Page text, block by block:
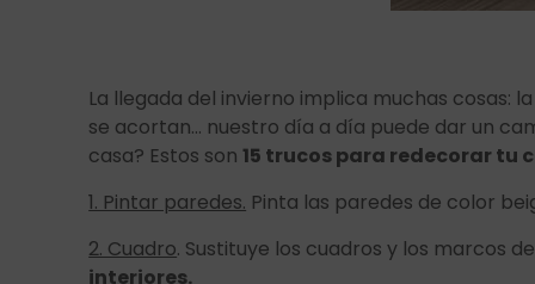
La llegada del invierno implica muchas cosas:
se acortan… nuestro día a día puede dar un
casa? Estos son15 trucos para redecorar tu
1. Pintar paredes. Pinta las paredes de color
2. Cuadro. Sustituye los cuadros y los marcos
interiores.